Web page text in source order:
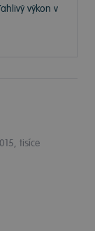
výkon v
tisíce